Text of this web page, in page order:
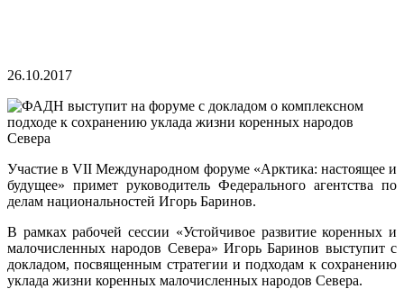
26.10.2017
Участие в VII Международном форуме «Арктика: настоящее и
будущее» примет руководитель Федерального агентства по
делам национальностей Игорь Баринов.
В рамках рабочей сессии «Устойчивое развитие коренных и
малочисленных народов Севера» Игорь Баринов выступит с
докладом, посвященным стратегии и подходам к сохранению
уклада жизни коренных малочисленных народов Севера.